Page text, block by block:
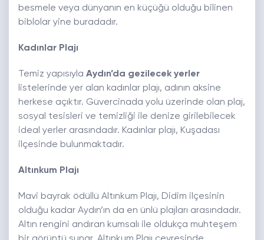
besmele veya dünyanın en küçüğü olduğu bilinen
biblolar yine buradadır.
Kadınlar Plajı
Temiz yapısıyla Aydın’da gezilecek yerler
listelerinde yer alan kadınlar plajı, adının aksine
herkese açıktır. Güvercinada yolu üzerinde olan plaj,
sosyal tesisleri ve temizliği ile denize girilebilecek
ideal yerler arasındadır. Kadınlar plajı, Kuşadası
ilçesinde bulunmaktadır.
Altınkum Plajı
Mavi bayrak ödüllü Altınkum Plajı, Didim ilçesinin
olduğu kadar Aydın’ın da en ünlü plajları arasındadır.
Altın rengini andıran kumsalı ile oldukça muhteşem